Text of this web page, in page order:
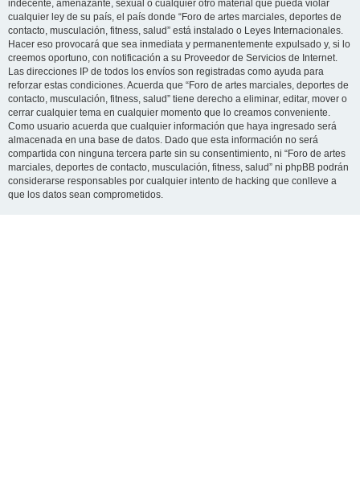
indecente, amenazante, sexual o cualquier otro material que pueda violar
cualquier ley de su país, el país donde “Foro de artes marciales, deportes de
contacto, musculación, fitness, salud” está instalado o Leyes Internacionales.
Hacer eso provocará que sea inmediata y permanentemente expulsado y, si lo
creemos oportuno, con notificación a su Proveedor de Servicios de Internet.
Las direcciones IP de todos los envíos son registradas como ayuda para
reforzar estas condiciones. Acuerda que “Foro de artes marciales, deportes de
contacto, musculación, fitness, salud” tiene derecho a eliminar, editar, mover o
cerrar cualquier tema en cualquier momento que lo creamos conveniente.
Como usuario acuerda que cualquier información que haya ingresado será
almacenada en una base de datos. Dado que esta información no será
compartida con ninguna tercera parte sin su consentimiento, ni “Foro de artes
marciales, deportes de contacto, musculación, fitness, salud” ni phpBB podrán
considerarse responsables por cualquier intento de hacking que conlleve a
que los datos sean comprometidos.